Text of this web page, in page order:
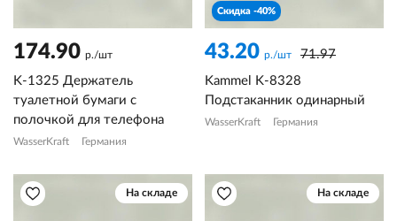
174.90 р./шт
K-1325 Держатель
туалетной бумаги с
полочкой для телефона
WasserKraft Германия
Скидка -40%
43.20 р./шт
71.97
Kammel K-8328
Подстаканник одинарный
WasserKraft Германия
На складе На складе